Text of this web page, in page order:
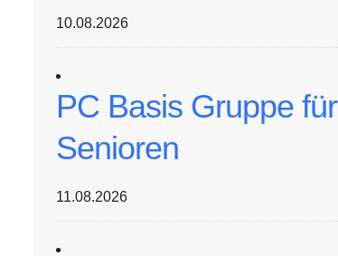
10.08.2026
PC Basis Gruppe für
Senioren
11.08.2026